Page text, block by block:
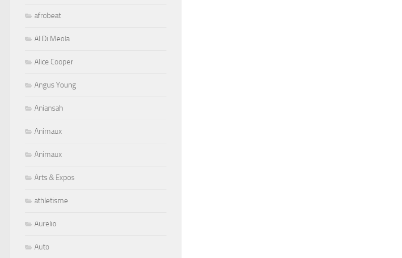
afrobeat
Al Di Meola
Alice Cooper
Angus Young
Aniansah
Animaux
Animaux
Arts & Expos
athletisme
Aurelio
Auto